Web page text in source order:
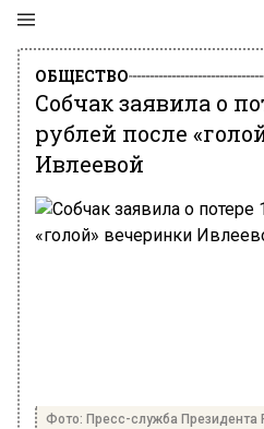
ОБЩЕСТВО
Собчак заявила о
рублей после
Ивлеевой
Фото: Пресс-служба